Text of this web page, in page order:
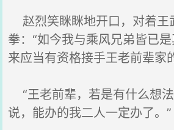
赵烈笑眯眯地开口，对着王
拳：“如今我与乘风兄弟皆已
来应当有资格接手王老前辈家
“王老前辈，若是有什么想
说，能办的我二人一定办了。”